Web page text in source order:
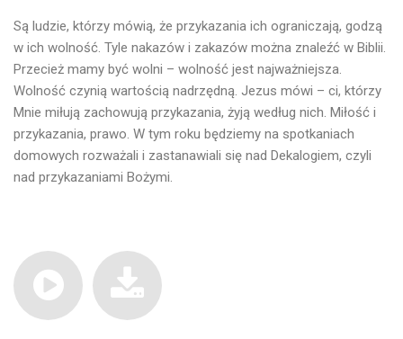
Są ludzie, którzy mówią, że przykazania ich ograniczają, godzą
w ich wolność. Tyle nakazów i zakazów można znaleźć w Biblii.
Przecież mamy być wolni – wolność jest najważniejsza.
Wolność czynią wartością nadrzędną. Jezus mówi – ci, którzy
Mnie miłują zachowują przykazania, żyją według nich. Miłość i
przykazania, prawo. W tym roku będziemy na spotkaniach
domowych rozważali i zastanawiali się nad Dekalogiem, czyli
nad przykazaniami Bożymi.